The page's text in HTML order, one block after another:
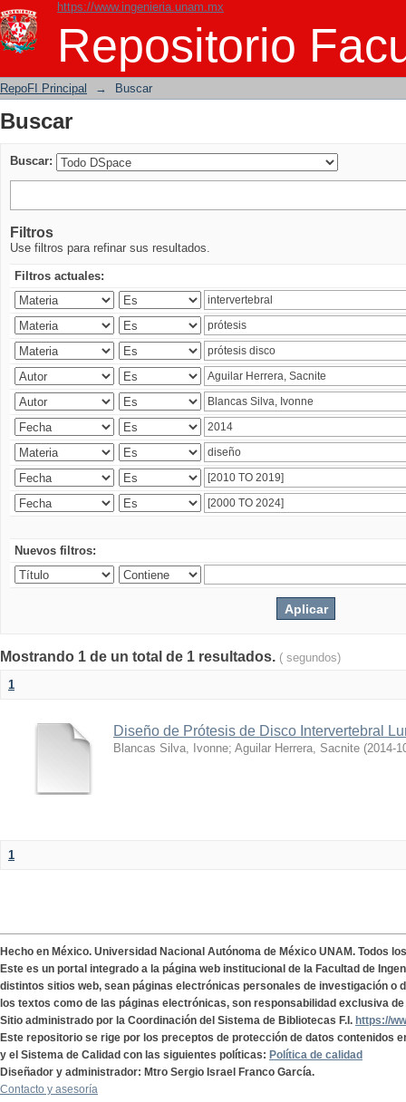
https://www.ingenieria.unam.mx
Repositorio
Buscar
RepoFI Principal → Buscar
Buscar
Buscar:
Filtros
Use filtros para refinar sus resultados.
Filtros actuales:
Nuevos filtros:
Mostrando 1 de un total de 1 resultados. ( segundos)
1
Diseño de Prótesis de Disco Intervertebral
Blancas Silva, Ivonne; Aguilar Herrera, Sacnite (2014-
1
Hecho en México. Universidad Nacional Autónoma de México UNAM. Todos
Este es un portal integrado a la página web institucional de la Facultad de
distintos sitios web, sean páginas electrónicas personales de investigación o
los textos como de las páginas electrónicas, son responsabilidad exclusiva
Sitio administrado por la Coordinación del Sistema de Bibliotecas F.I. https://
Este repositorio se rige por los preceptos de protección de datos contenidos
y el Sistema de Calidad con las siguientes políticas: Política de calidad
Diseñador y administrador: Mtro Sergio Israel Franco García.
Contacto y asesoría